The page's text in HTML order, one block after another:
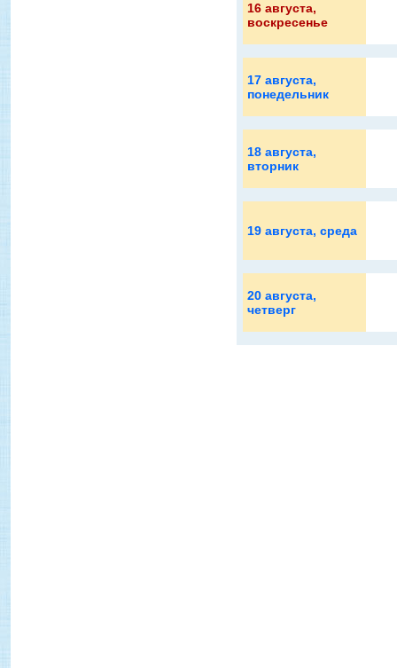
16 августа,
воскресенье
17 августа,
понедельник
18 августа,
вторник
19 августа, среда
20 августа,
четверг